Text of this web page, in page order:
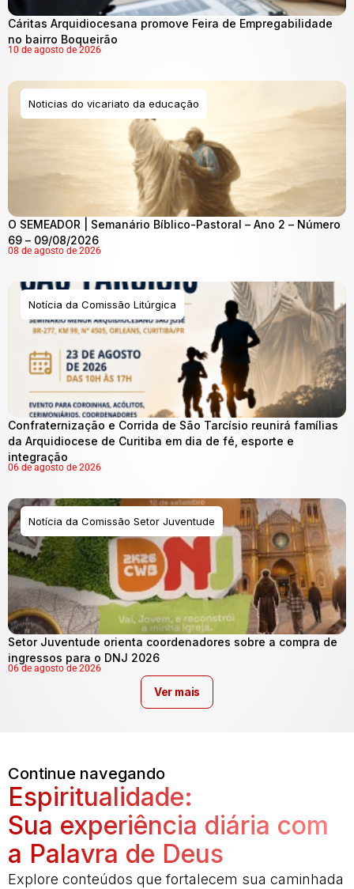
Cáritas Arquidiocesana promove Feira de Empregabilidade
no bairro Boqueirão
10 de agosto de 2026
Noticias do vicariato da educação
O SEMEADOR | Semanário Bíblico-Pastoral – Ano 2 – Número
69 – 09/08/2026
08 de agosto de 2026
Notícia da Comissão Litúrgica
Confraternização e Corrida de São Tarcísio reunirá famílias
da Arquidiocese de Curitiba em dia de fé, esporte e
integração
06 de agosto de 2026
Notícia da Comissão Setor Juventude
Setor Juventude orienta coordenadores sobre a compra de
ingressos para o DNJ 2026
06 de agosto de 2026
Ver mais
Continue navegando
Espiritualidade:
Sua experiência diária com
a Palavra de Deus
Explore conteúdos que fortalecem sua caminhada